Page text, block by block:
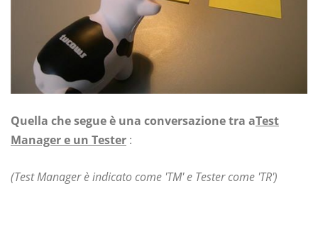
Quella che segue è una conversazione tra aTest
Manager e un Tester :
(Test Manager è indicato come 'TM' e Tester come 'TR')